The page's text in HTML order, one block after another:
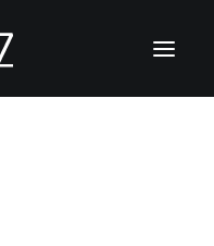
2022
Jagsthausen